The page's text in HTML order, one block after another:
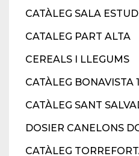
CATÀLEG SALA ESTUDI
CATALEG PART ALTA
CEREALS I LLEGUMS
CATÀLEG BONAVISTA
CATÀLEG SANT
DOSIER CANELONS
CATÀLEG